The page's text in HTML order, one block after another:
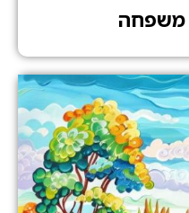
משפחה